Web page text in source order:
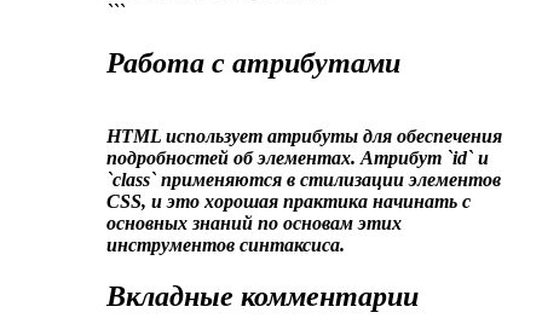
```
Работа с атрибутами
HTML использует атрибуты для обеспечения
подробностей об элементах. Атрибут `id` и
`class` применяются в стилизации элементов
CSS, и это хорошая практика начинать с
основных знаний по основам этих
инструментов синтаксиса.
Вкладные комментарии